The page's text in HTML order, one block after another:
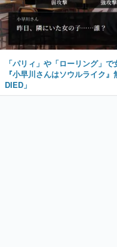
「パリィ」や「ローリング」
『小早川さんはソウルライク
DIED」